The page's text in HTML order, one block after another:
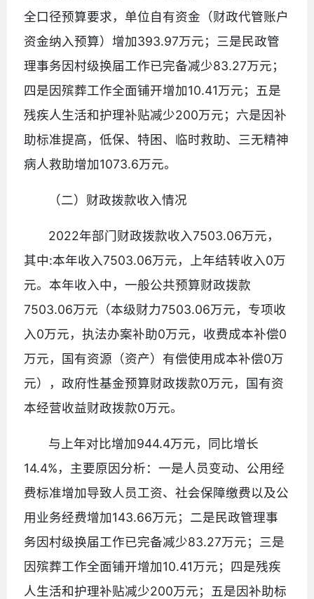
全口径预算要求，单位自有资金（财政代管账户
资金纳入预算）增加393.97万元；三是民政管
理事务因村级换届工作已完备减少83.27万元；
四是因殡葬工作全面铺开增加10.41万元；五是
残疾人生活和护理补贴减少200万元；六是因补
助标准提高，低保、特困、临时救助、三无精神
病人救助增加1073.6万元。
（二）财政拨款收入情况
2022年部门财政拨款收入7503.06万元，
其中:本年收入7503.06万元，上年结转收入0万
元。本年收入中，一般公共预算财政拨款
7503.06万元（本级财力7503.06万元，专项收
入0万元，执法办案补助0万元，收费成本补偿0
万元，国有资源（资产）有偿使用成本补偿0万
元），政府性基金预算财政拨款0万元，国有资
本经营收益财政拨款0万元。
与上年对比增加944.4万元，同比增长
14.4%，主要原因分析：一是人员变动、公用经
费标准增加导致人员工资、社会保障缴费以及公
用业务经费增加143.66万元；二是民政管理事
务因村级换届工作已完备减少83.27万元；三是
因殡葬工作全面铺开增加10.41万元；四是残疾
人生活和护理补贴减少200万元；五是因补助标